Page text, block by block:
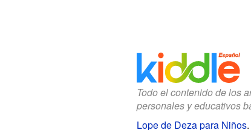
Todo el contenido de los
personales y educativos
Lope de Deza para Niños.